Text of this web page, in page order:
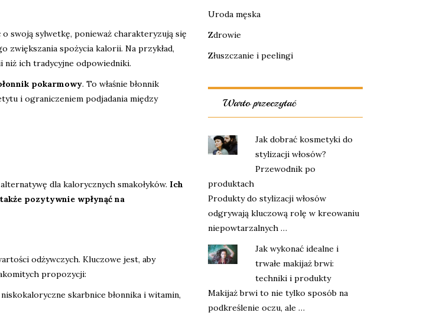
swoją sylwetkę, ponieważ charakteryzują się
zwiększania spożycia kalorii. Na przykład,
niż ich tradycyjne odpowiedniki.
pokarmowy. To właśnie błonnik
i ograniczeniem podjadania między
dla kalorycznych smakołyków. Ich
pozytywnie wpłynąć na
odżywczych. Kluczowe jest, aby
propozycji:
skarbnice błonnika i witamin,
Uroda męska
Zdrowie
Złuszczanie i peelingi
Warto przeczytać
Jak dobrać kosmetyki do
stylizacji włosów?
Przewodnik po
produktach
Produkty do stylizacji włosów
odgrywają kluczową rolę w kreowaniu
niepowtarzalnych …
Jak wykonać idealne i
trwałe makijaż brwi:
techniki i produkty
Makijaż brwi to nie tylko sposób na
podkreślenie oczu, ale …